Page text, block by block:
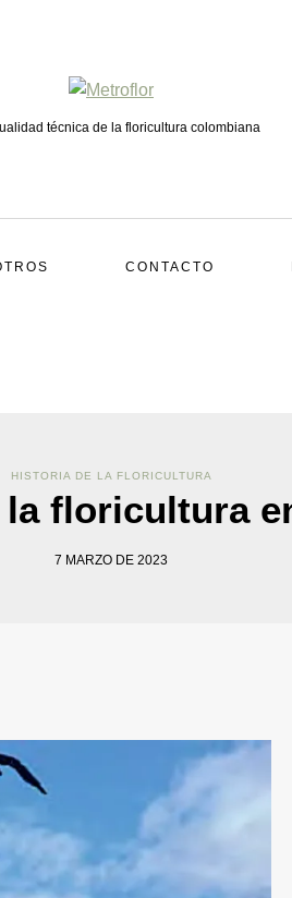
técnica de la floricultura colombiana
CONTACTO
HISTORIA DE LA FLORICULTURA
floricultura
7 MARZO DE 2023